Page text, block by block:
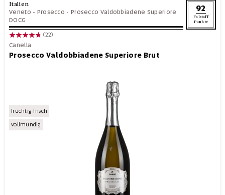
Italien
Veneto - Prosecco - Prosecco Valdobbiadene Superiore
DOCG
92
Falstaff
Punkte
(22)
Canella
Prosecco Valdobbiadene Superiore Brut
fruchtig-frisch
vollmundig